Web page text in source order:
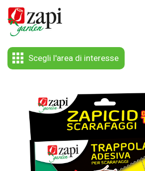
Scegli l'area di interesse